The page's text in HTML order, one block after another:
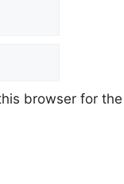
browser for